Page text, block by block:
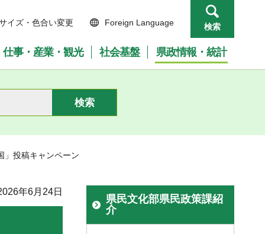
イズ・色合い変更 Foreign Language 検索
仕事・産業・観光 社会基盤 県政情報・統計
」投稿キャンペーン
年6月24日
県民文化部県民政策課紹
介